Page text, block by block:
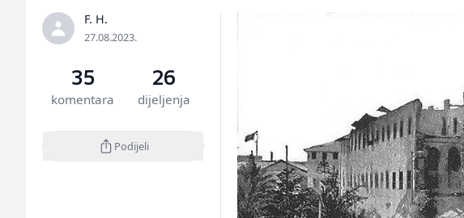
F. H.
27.08.2023.
35
komentara
26
dijeljenja
Podijeli